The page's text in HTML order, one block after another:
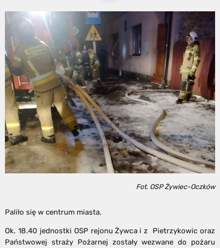
Fot. OSP Żywiec-Oczków
Paliło się w centrum miasta.
Ok. 18.40 jednostki OSP rejonu Żywca i z Pietrzykowic oraz
Państwowej straży Pożarnej zostały wezwane do pożaru